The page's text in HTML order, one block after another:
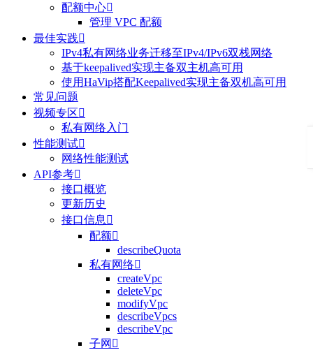
配额中心
管理 VPC 配额
最佳实践
IPv4私有网络业务迁移至IPv4/IPv6双栈网络
基于keepalived实现主备双主机高可用
使用HaVip搭配Keepalived实现主备双机高可用
常见问题
视频专区
私有网络入门
性能测试
网络性能测试
API参考
接口概览
更新历史
接口信息 
配额
describeQuota
私有网络
createVpc
deleteVpc
modifyVpc
describeVpcs
describeVpc
子网 